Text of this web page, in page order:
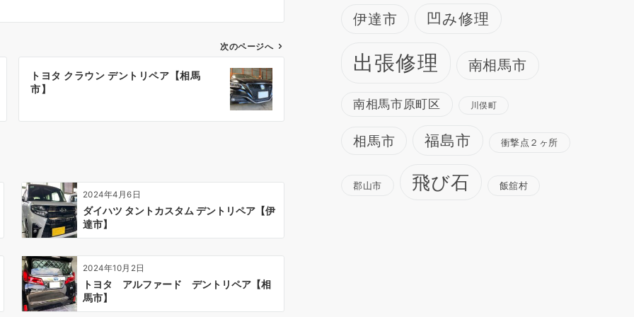
次のページへ
トヨタ クラウン デントリペア【相馬
市】
2024年4月6日
ダイハツ タントカスタム デントリペア【伊
達市】
2024年10月2日
トヨタ アルファード デントリペア【相
馬市】
伊達市 凹み修理
出張修理 南相馬市
南相馬市原町区 川俣町
相馬市 福島市 衝撃点２ヶ所
郡山市 飛び石 飯舘村